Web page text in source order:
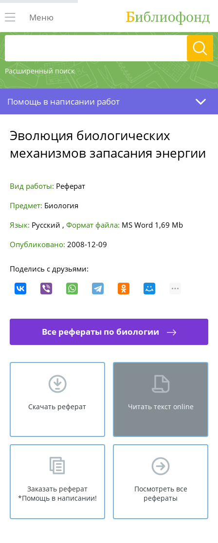
Расширенный поиск
Меню
Помощь в написании работ
Эволюция биологических
механизмов запасания энергии
Вид работы: Реферат
Предмет: Биология
Язык: Русский , Формат файла: MS Word 1,69 Mb
Опубликовано: 2008-12-09
Поделись с друзьями:
Все рефераты по биологии
Скачать реферат Читать текст online
Заказать реферат
*Помощь в написании!
Посмотреть все
рефераты